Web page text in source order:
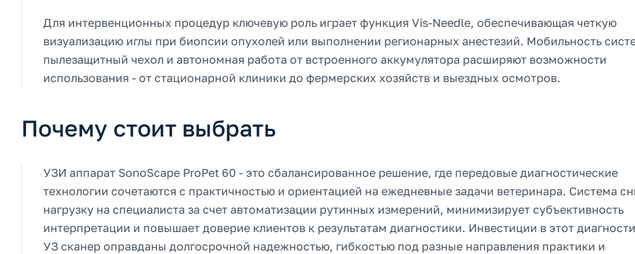
Для интервенционных процедур ключевую роль играет функция Vis-Needle, обеспечивающая четкую
визуализацию иглы при биопсии опухолей или выполнении регионарных анестезий. Мобильность
пылезащитный чехол и автономная работа от встроенного аккумулятора расширяют возможности
использования - от стационарной клиники до фермерских хозяйств и выездных осмотров.
Почему стоит выбрать
УЗИ аппарат SonoScape ProPet 60 - это сбалансированное решение, где передовые диагностические
технологии сочетаются с практичностью и ориентацией на ежедневные задачи ветеринара. Система
нагрузку на специалиста за счет автоматизации рутинных измерений, минимизирует субъективность
интерпретации и повышает доверие клиентов к результатам диагностики. Инвестиции в этот
УЗ сканер оправданы долгосрочной надежностью, гибкостью под разные направления практики и